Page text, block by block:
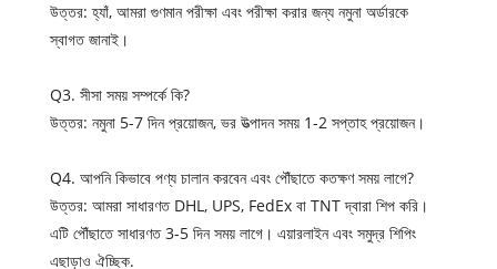
উত্তর: হ্যাঁ, আমরা গুণমান পরীক্ষা এবং পরীক্ষা করার জন্য নমুনা অর্ডারকে
স্বাগত জানাই।
Q3. সীসা সময় সম্পর্কে কি?
উত্তর: নমুনা 5-7 দিন প্রয়োজন, ভর উত্পাদন সময় 1-2 সপ্তাহ প্রয়োজন।
Q4. আপনি কিভাবে পণ্য চালান করবেন এবং পৌঁছাতে কতক্ষণ সময় লাগে?
উত্তর: আমরা সাধারণত DHL, UPS, FedEx বা TNT দ্বারা শিপ করি।
এটি পৌঁছাতে সাধারণত 3-5 দিন সময় লাগে। এয়ারলাইন এবং সমুদ্র শিপিং
এছাড়াও ঐচ্ছিক.